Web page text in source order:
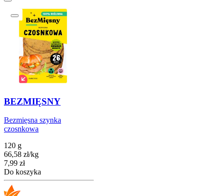
BEZMIĘSNY
Bezmięsna szynka
czosnkowa
120 g
66,58 zł/kg
Cena
7,99 zł
Do koszyka